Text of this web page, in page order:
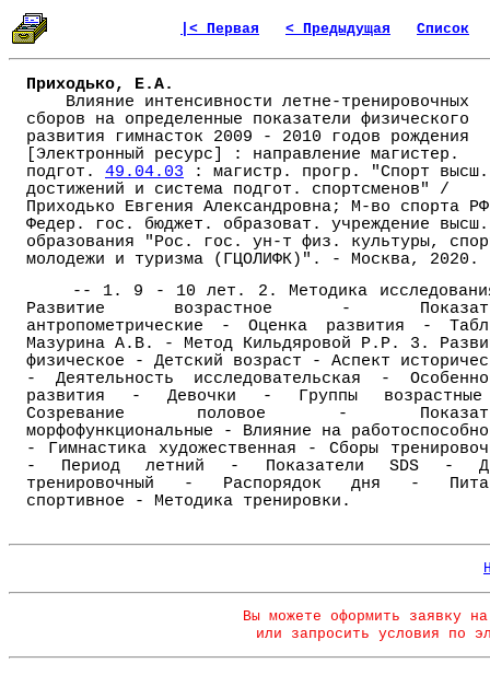
|< Первая < Предыдущая Список
Приходько, Е.А.
Влияние интенсивности летне-тренировочных
сборов на определенные показатели физического
развития гимнасток 2009 - 2010 годов рождения
[Электронный ресурс] : направление магистер.
подгот. 49.04.03 : магистр. прогр. "Спорт высш.
достижений и система подгот. спортсменов" /
Приходько Евгения Александровна; М-во спорта
Федер. гос. бюджет. образоват. учреждение высш.
образования "Рос. гос. ун-т физ. культуры,
молодежи и туризма (ГЦОЛИФК)". - Москва, 2020.
-- 1. 9 - 10 лет. 2. Методика
Развитие возрастное -
антропометрические - Оценка развития -
Мазурина А.В. - Метод Кильдяровой Р.Р. 3.
физическое - Детский возраст - Аспект
- Деятельность исследовательская -
развития - Девочки - Группы
Созревание половое -
морфофункциональные - Влияние на
- Гимнастика художественная - Сборы
- Период летний - Показатели SDS -
тренировочный - Распорядок дня -
спортивное - Методика тренировки.
Вы можете оформить заявку
или запросить условия по